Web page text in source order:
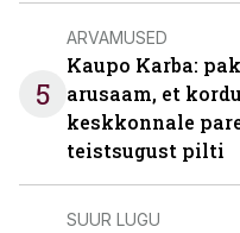
5
ARVAMUSED
Kaupo Karba:
arusaam, et
keskkonnale
teistsugust pilti
SUUR LUGU